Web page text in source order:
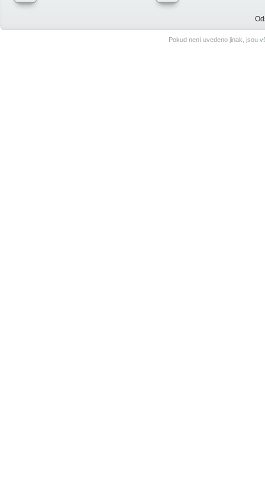
Pokud není uvedeno jinak, jsou